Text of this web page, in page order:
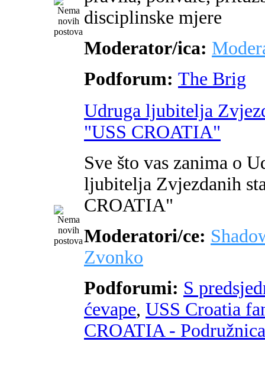
disciplinske mjere
Moderator/ica:
Podforum: The Brig
Udruga ljubitelja
"USS CROATIA"
Sve što vas zanima o
ljubitelja Zvjezdanih
CROATIA"
Moderatori/ce:
Zvonko
Podforumi: S
ćevape, USS Croatia
CROATIA -